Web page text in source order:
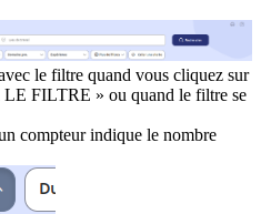
le filtre quand vous cliquez sur
FILTRE » ou quand le filtre se
compteur indique le nombre